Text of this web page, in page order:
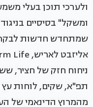
ולערכי תוכן בעלי
ומשקל" בסיסיים
שמתחדש חדשות
ניחוח חזק של חציר,
תפ"א, שקים, לוחות עץ
מהמרוץ הדינאמי של